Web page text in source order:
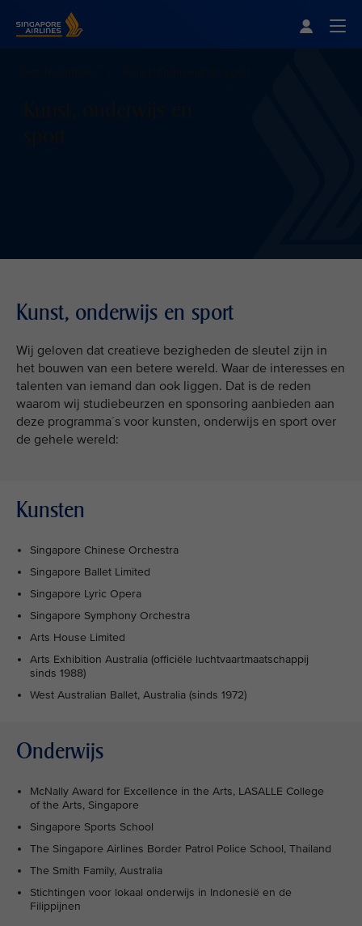
Kunst, onderwijs en sport
Wij geloven dat creatieve bezigheden de sleutel zijn in
het bouwen van een betere wereld. Waar de interesses en
talenten van iemand dan ook liggen. Dat is de reden
waarom wij studiebeurzen en sponsoring aanbieden aan
deze programma´s voor kunsten, onderwijs en sport over
de gehele wereld:
Kunsten
Singapore Chinese Orchestra
Singapore Ballet Limited
Singapore Lyric Opera
Singapore Symphony Orchestra
Arts House Limited
Arts Exhibition Australia (officiële luchtvaartmaatschappij
sinds 1988)
West Australian Ballet, Australia (sinds 1972)
Onderwijs
McNally Award for Excellence in the Arts, LASALLE College
of the Arts, Singapore
Singapore Sports School
The Singapore Airlines Border Patrol Police School, Thailand
The Smith Family, Australia
Stichtingen voor lokaal onderwijs in Indonesië en de
Filippijnen